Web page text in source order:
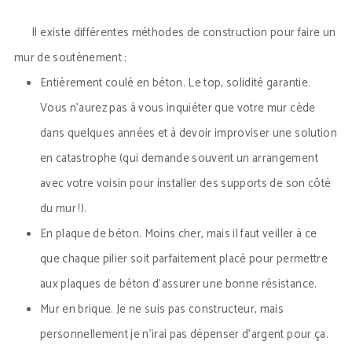
Il existe différentes méthodes de construction pour faire un
mur de soutènement :
Entièrement coulé en béton. Le top, solidité garantie.
Vous n’aurez pas à vous inquiéter que votre mur cède
dans quelques années et à devoir improviser une solution
en catastrophe (qui demande souvent un arrangement
avec votre voisin pour installer des supports de son côté
du mur !).
En plaque de béton. Moins cher, mais il faut veiller à ce
que chaque pilier soit parfaitement placé pour permettre
aux plaques de béton d’assurer une bonne résistance.
Mur en brique. Je ne suis pas constructeur, mais
personnellement je n’irai pas dépenser d’argent pour ça.